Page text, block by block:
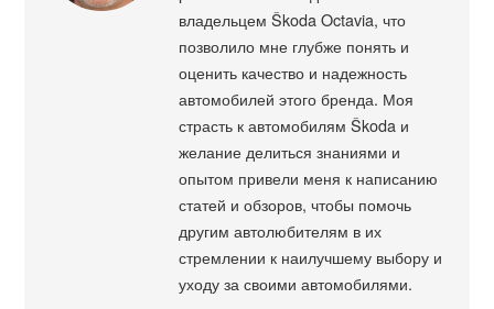
владельцем Škoda Octavia, что
позволило мне глубже понять и
оценить качество и надежность
автомобилей этого бренда. Моя
страсть к автомобилям Škoda и
желание делиться знаниями и
опытом привели меня к написанию
статей и обзоров, чтобы помочь
другим автолюбителям в их
стремлении к наилучшему выбору и
уходу за своими автомобилями.